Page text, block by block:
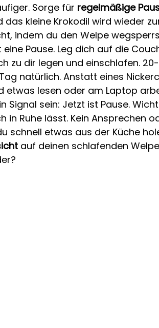
Sorge für regelmäßige
kleine Krokodil wird wieder
indem du den Welpe
Pause. Leg dich auf die
zu dir legen und einschlafen.
natürlich. Anstatt eines
etwas lesen oder am Laptop
Signal sein: Jetzt ist Pause.
in Ruhe lässt. Kein Ansprechen
schnell etwas aus der Küche
auf deinen schlafenden